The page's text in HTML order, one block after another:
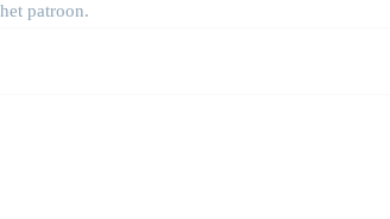
patroon.